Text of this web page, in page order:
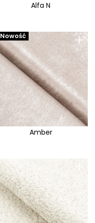
Alfa N
+
Nowość
Amber
+